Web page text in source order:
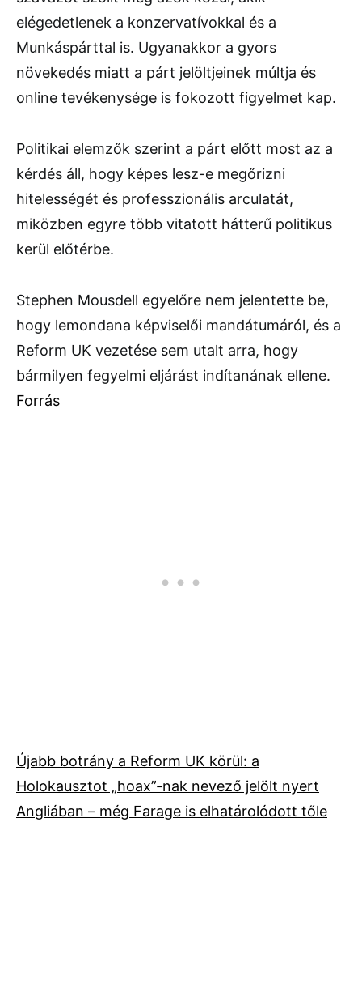
elégedetlenek a konzervatívokkal és a
Munkáspárttal is. Ugyanakkor a gyors
növekedés miatt a párt jelöltjeinek múltja és
online tevékenysége is fokozott figyelmet kap.
Politikai elemzők szerint a párt előtt most az a
kérdés áll, hogy képes lesz-e megőrizni
hitelességét és professzionális arculatát,
miközben egyre több vitatott hátterű politikus
kerül előtérbe.
Stephen Mousdell egyelőre nem jelentette be,
hogy lemondana képviselői mandátumáról, és a
Reform UK vezetése sem utalt arra, hogy
bármilyen fegyelmi eljárást indítanának ellene.
Forrás
Újabb botrány a Reform UK körül: a
Holokausztot „hoax”-nak nevező jelölt nyert
Angliában – még Farage is elhatárolódott tőle